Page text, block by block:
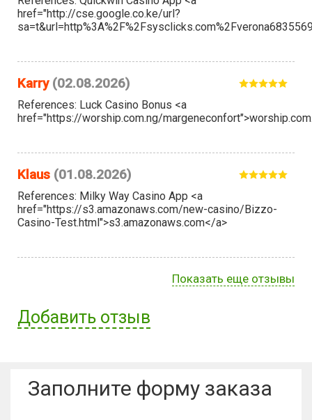
href="http://cse.google.co.ke/url?
Karry (02.08.2026)
References: Luck Casino Bonus <a
href="https://worship.com.ng/
Klaus (01.08.2026)
References: Milky Way Casino App <a
href="https://s3.amazonaws.com/new-casino/Bizzo-
Casino-Test.html">s3.amazonaws.com</a>
Показать еще отзывы
Добавить отзыв
Заполните форму заказа